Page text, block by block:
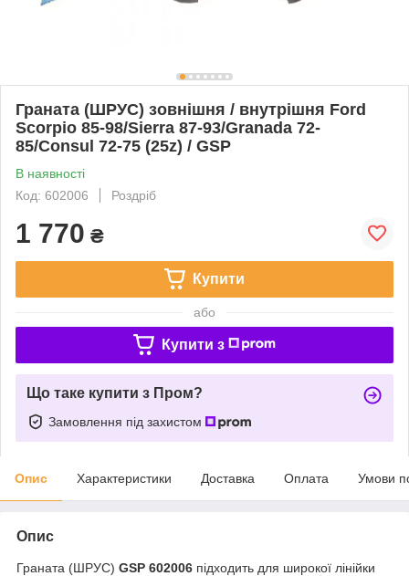
Граната (ШРУС) зовнішня / внутрішня Ford
Scorpio 85-98/Sierra 87-93/Granada 72-
85/Consul 72-75 (25z) / GSP
В наявності
Код: 602006
Роздріб
1 770 ₴
Купити
або
Купити з
Що таке купити з Пром?
Замовлення під захистом
Опис Характеристики Доставка Оплата Умови
Опис
Граната (ШРУС) GSP 602006 підходить для широкої лінійки